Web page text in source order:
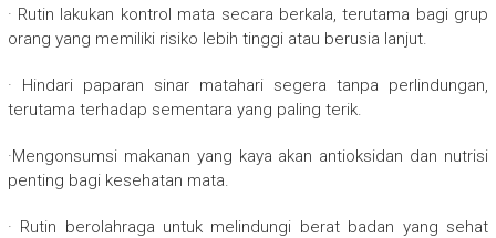
· Rutin lakukan kontrol mata secara berkala, terutama bagi grup
orang yang memiliki risiko lebih tinggi atau berusia lanjut.
· Hindari paparan sinar matahari segera tanpa perlindungan,
terutama terhadap sementara yang paling terik.
·Mengonsumsi makanan yang kaya akan antioksidan dan nutrisi
penting bagi kesehatan mata.
· Rutin berolahraga untuk melindungi berat badan yang sehat